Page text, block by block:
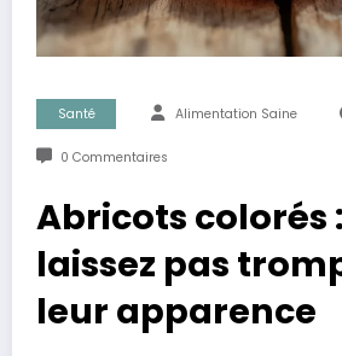
Santé Alimentation Saine
0 Commentaires
Abricots colorés
laissez pas
leur apparence